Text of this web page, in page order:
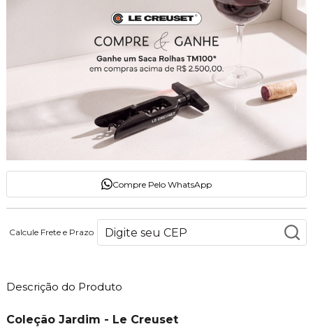
Compre Pelo WhatsApp
Calcule Frete e Prazo
Descrição do Produto
Coleção Jardim - Le Creuset